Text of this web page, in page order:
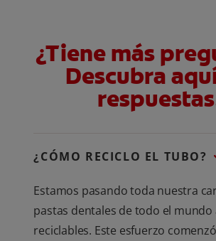
¿Tiene más
Descubra
¿CÓMO RECICLO EL TUBO?
Estamos pasando toda nuestra
pastas dentales de todo el mundo
reciclables. Este esfuerzo